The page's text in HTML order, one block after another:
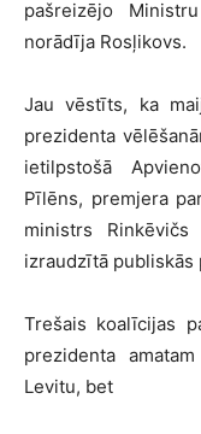
pašreizējo
norādīja Rosļikovs.
Jau vēstīts, ka
prezidenta
ietilpstošā
Pīlēns, premjera
ministrs
izraudzītā
Trešais koalīcijas
prezidenta
Levitu, bet